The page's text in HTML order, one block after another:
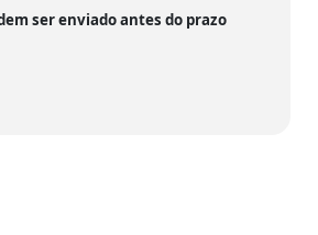
ser enviado antes do prazo